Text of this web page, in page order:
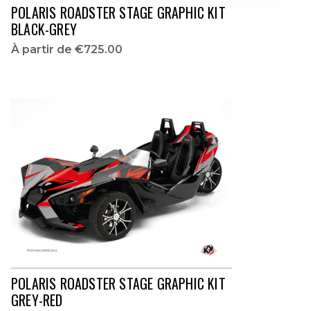
POLARIS ROADSTER STAGE GRAPHIC KIT
BLACK-GREY
À partir de €725.00
POLARIS ROADSTER STAGE GRAPHIC KIT
GREY-RED